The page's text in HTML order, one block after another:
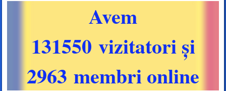
Avem
131550 vizitatori și
2963 membri online